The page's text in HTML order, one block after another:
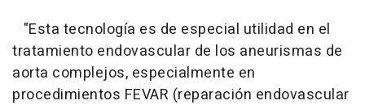
"Esta tecnología es de especial utilidad en el
tratamiento endovascular de los aneurismas de
aorta complejos, especialmente en
procedimientos FEVAR (reparación endovascular